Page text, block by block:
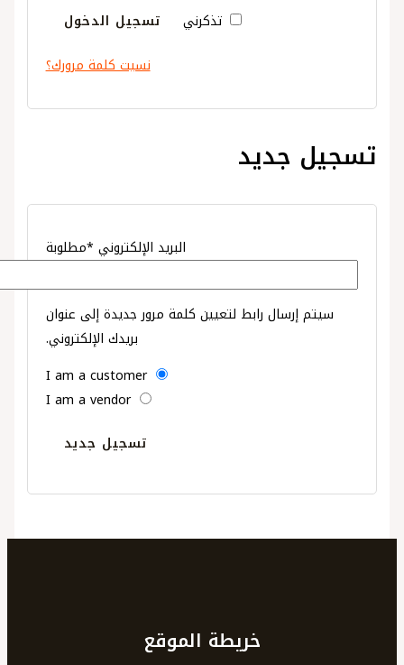
تذكرني
تسجيل الدخول
نسيت كلمة مرورك؟
تسجيل جديد
البريد الإلكتروني *مطلوبة
سيتم إرسال رابط لتعيين كلمة مرور جديدة إلى عنوان
بريدك الإلكتروني.
تسجيل جديد
خريطة الموقع